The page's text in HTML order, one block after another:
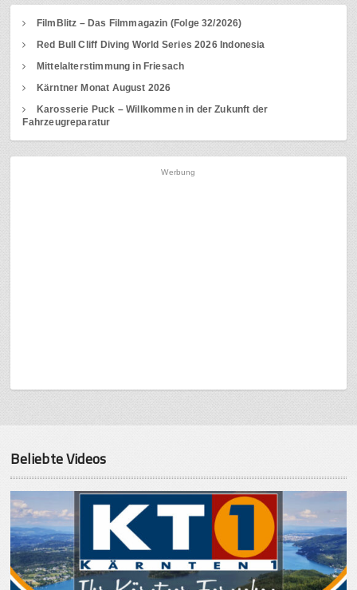
FilmBlitz – Das Filmmagazin (Folge 32/2026)
Red Bull Cliff Diving World Series 2026 Indonesia
Mittelalterstimmung in Friesach
Kärntner Monat August 2026
Karosserie Puck – Willkommen in der Zukunft der
Fahrzeugreparatur
Werbung
Beliebte Videos